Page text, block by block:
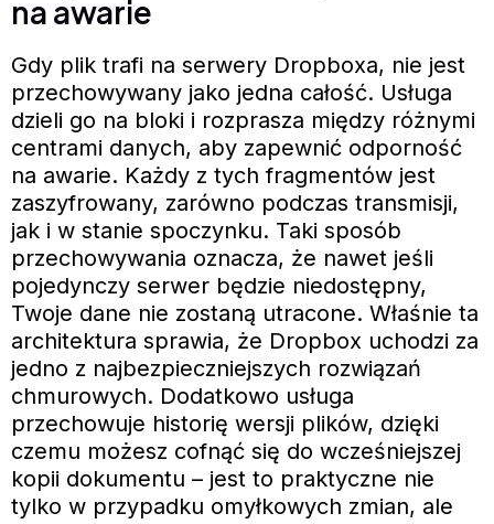
na awarie
Gdy plik trafi na serwery Dropboxa, nie jest
przechowywany jako jedna całość. Usługa
dzieli go na bloki i rozprasza między różnymi
centrami danych, aby zapewnić odporność
na awarie. Każdy z tych fragmentów jest
zaszyfrowany, zarówno podczas transmisji,
jak i w stanie spoczynku. Taki sposób
przechowywania oznacza, że nawet jeśli
pojedynczy serwer będzie niedostępny,
Twoje dane nie zostaną utracone. Właśnie ta
architektura sprawia, że Dropbox uchodzi za
jedno z najbezpieczniejszych rozwiązań
chmurowych. Dodatkowo usługa
przechowuje historię wersji plików, dzięki
czemu możesz cofnąć się do wcześniejszej
kopii dokumentu – jest to praktyczne nie
tylko w przypadku omyłkowych zmian, ale